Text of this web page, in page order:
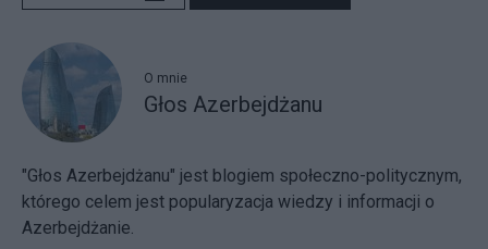
O mnie
Głos Azerbejdżanu
"Głos Azerbejdżanu" jest blogiem społeczno-politycznym,
którego celem jest popularyzacja wiedzy i informacji o
Azerbejdżanie.